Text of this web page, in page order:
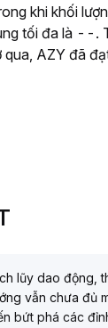
khi khối
tối đa là --.
AZY đã
lũy dao động,
vẫn chưa đủ
bứt phá các